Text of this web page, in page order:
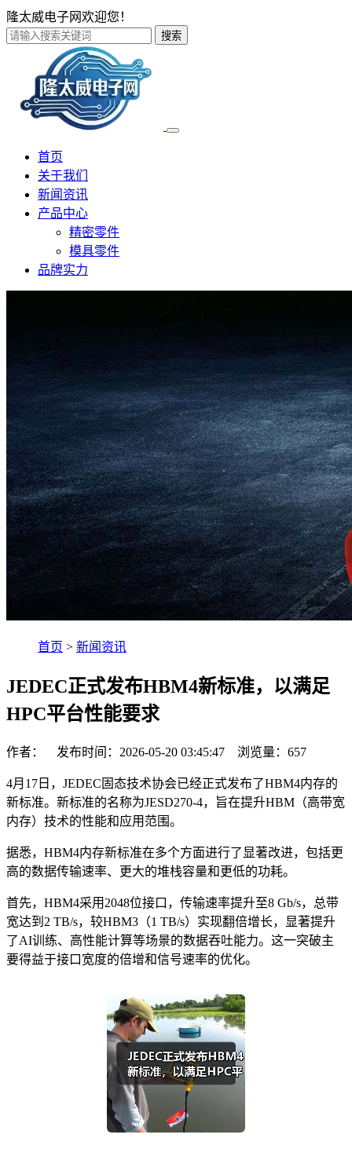
隆太威电子网欢迎您！
搜索
首页
关于我们
新闻资讯
产品中心
精密零件
模具零件
品牌实力
首页 > 新闻资讯
JEDEC正式发布HBM4新标准，以满足
HPC平台性能要求
作者： 发布时间：2026-05-20 03:45:47 浏览量： 657
4月17日，JEDEC固态技术协会已经正式发布了HBM4内存的
新标准。新标准的名称为JESD270-4，旨在提升HBM（高带宽
内存）技术的性能和应用范围。
据悉，HBM4内存新标准在多个方面进行了显著改进，包括更
高的数据传输速率、更大的堆栈容量和更低的功耗。
首先，HBM4采用2048位接口，传输速率提升至8 Gb/s，总带
宽达到2 TB/s，较HBM3（1 TB/s）实现翻倍增长，显著提升
了AI训练、高性能计算等场景的数据吞吐能力。这一突破主
要得益于接口宽度的倍增和信号速率的优化。